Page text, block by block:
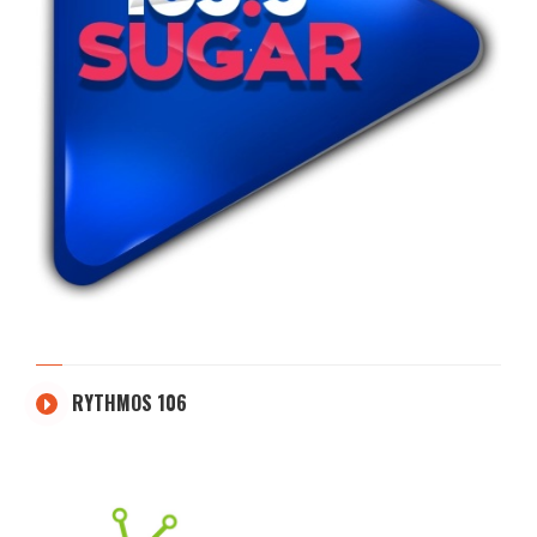
RYTHMOS 106